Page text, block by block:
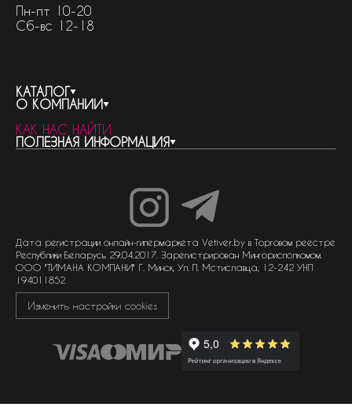
Пн-пт 10-20
Сб-вс 12-18
КАТАЛОГ
весь каталог
бренды
женская парфюмерия
мужская парфюмерия
унисекс парфюмерия
О КОМПАНИИ
контакты
о компании
доставка и оплата
КАК НАС НАЙТИ
ПОЛЕЗНАЯ ИНФОРМАЦИЯ
как совершить покупку
политика обработки персональных данных
политика обработки файлов cookie
Дата регистрации онлайн-гипермаркета Vetiver.by в Торговом реестре
Республики Беларусь 29.04.2017. Зарегистрирован Мингорисполкомом.
ООО "ТИМАНА КОМПАНИ" Г. Минск, Ул. П. Мстиславца, 12-242 УНП
194011852
Изменить настройки cookies